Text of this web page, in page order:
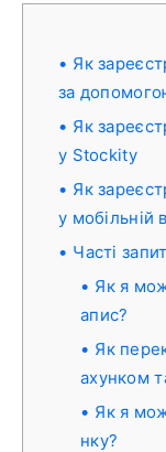
Як
за
Як
у Stockity
Як
у мобільній
Часті
Як я
апис?
Як
ахунком
Як я
нку?